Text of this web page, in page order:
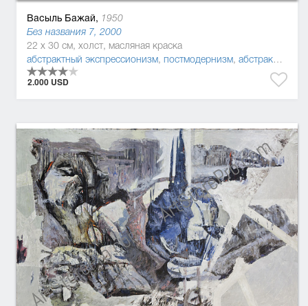
Васыль Бажай, 1950
Без названия 7, 2000
22 x 30 см, холст, масляная краска
абстрактный экспрессионизм, постмодернизм, абстракционизм
2.000 USD